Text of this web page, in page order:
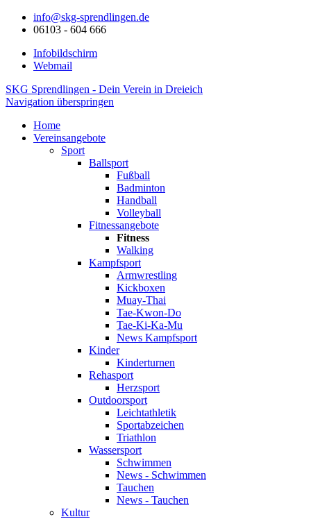
info@skg-sprendlingen.de
06103 - 604 666
Infobildschirm
Webmail
SKG Sprendlingen - Dein Verein in Dreieich
Navigation überspringen
Home
Vereinsangebote
Sport
Ballsport
Fußball
Badminton
Handball
Volleyball
Fitnessangebote
Fitness
Walking
Kampfsport
Armwrestling
Kickboxen
Muay-Thai
Tae-Kwon-Do
Tae-Ki-Ka-Mu
News Kampfsport
Kinder
Kinderturnen
Rehasport
Herzsport
Outdoorsport
Leichtathletik
Sportabzeichen
Triathlon
Wassersport
Schwimmen
News - Schwimmen
Tauchen
News - Tauchen
Kultur